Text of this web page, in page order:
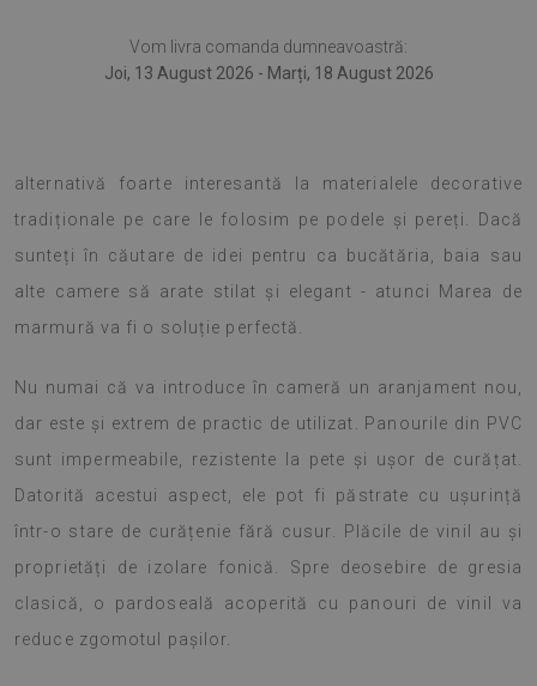
Vom livra comanda dumneavoastră:
Joi, 13 August 2026 - Marți, 18 August 2026
alternativă foarte interesantă la materialele decorative
tradiționale pe care le folosim pe podele și pereți. Dacă
sunteți în căutare de idei pentru ca bucătăria, baia sau
alte camere să arate stilat și elegant - atunci Marea de
marmură va fi o soluție perfectă.
Nu numai că va introduce în cameră un aranjament nou,
dar este și extrem de practic de utilizat. Panourile din PVC
sunt impermeabile, rezistente la pete și ușor de curățat.
Datorită acestui aspect, ele pot fi păstrate cu ușurință
într-o stare de curățenie fără cusur. Plăcile de vinil au și
proprietăți de izolare fonică. Spre deosebire de gresia
clasică, o pardoseală acoperită cu panouri de vinil va
reduce zgomotul pașilor.